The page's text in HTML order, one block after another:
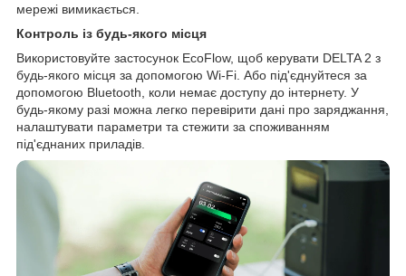
мережі вимикається.
Контроль із будь-якого місця
Використовуйте застосунок EcoFlow, щоб керувати DELTA 2 з
будь-якого місця за допомогою Wi-Fi. Або під'єднуйтеся за
допомогою Bluetooth, коли немає доступу до інтернету. У
будь-якому разі можна легко перевірити дані про заряджання,
налаштувати параметри та стежити за споживанням
під'єднаних приладів.